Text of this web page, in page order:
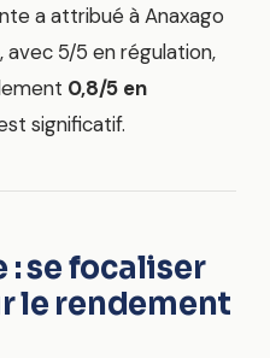
a attribué à Anaxago
, avec 5/5 en régulation,
0,8/5 en
significatif.
: se focaliser
le rendement